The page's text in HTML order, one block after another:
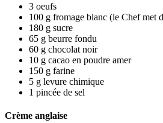
3 oeufs
100 g fromage blanc (le Chef met
180 g sucre
65 g beurre fondu
60 g chocolat noir
10 g cacao en poudre amer
150 g farine
5 g levure chimique
1 pincée de sel
Crème anglaise